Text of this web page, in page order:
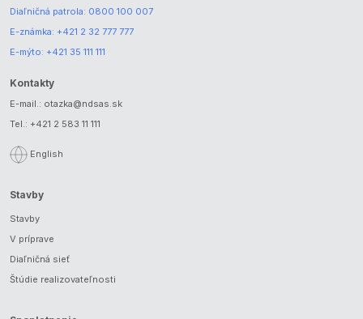
Diaľničná patrola: 0800 100 007
E-známka: +421 2 32 777 777
E-mýto: +421 35 111 111
Kontakty
E-mail.: otazka@ndsas.sk
Tel.: +421 2 583 11 111
English
Stavby
Stavby
V príprave
Diaľničná sieť
Štúdie realizovateľnosti